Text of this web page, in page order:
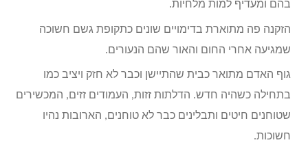
בהם ומעדיף למות מלחיות.
הזקנה פה מתוארת בדימויים שונים כתקופת גשם חשוכה
שמגיעה אחרי החום והאור שהם הנעורים.
גוף האדם מתואר כבית שהתיישן וכבר לא חזק ויציב כמו
בתחילה כשהיה חדש. הדלתות זזות, העמודים זזים, המכשירים
שטוחנים חיטים ותבלינים כבר לא טוחנים, הארובות נהיו
חשוכות.